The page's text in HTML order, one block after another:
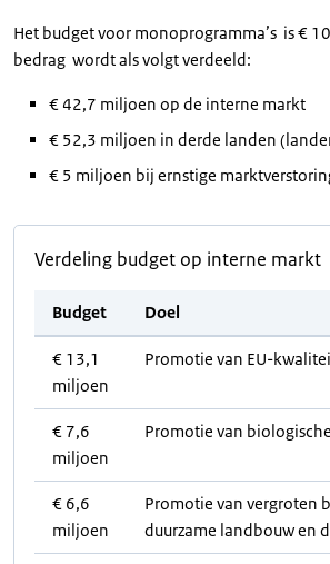
Het budget voor monoprogramma’s is €
bedrag wordt als volgt verdeeld:
€ 42,7 miljoen op de interne markt
€ 52,3 miljoen in derde landen
€ 5 miljoen bij ernstige
Verdeling budget op interne markt
Budget Doel
€ 13,1
miljoen
Promotie van EU-
€ 7,6
miljoen
Promotie van
€ 6,6
miljoen
Promotie van vergroten
duurzame landbouw en